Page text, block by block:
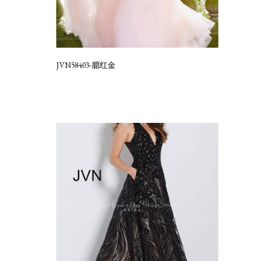
JVN58403-腮红金